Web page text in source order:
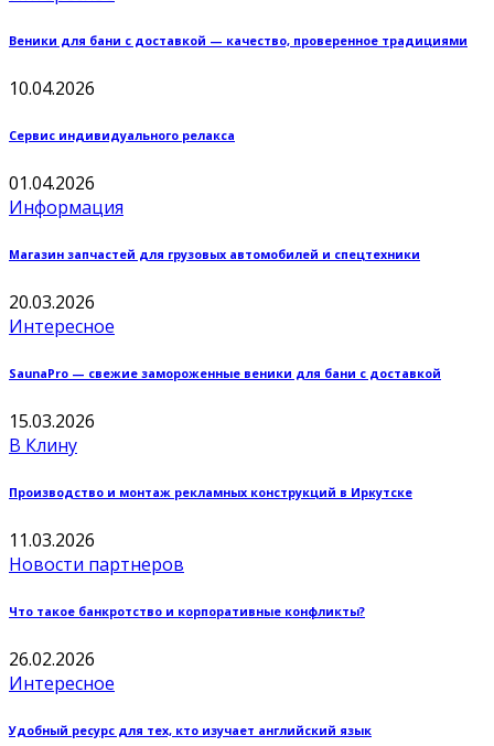
Веники для бани с доставкой — качество, проверенное традициями
10.04.2026
Сервис индивидуального релакса
01.04.2026
Информация
Магазин запчастей для грузовых автомобилей и спецтехники
20.03.2026
Интересное
SaunaPro — свежие замороженные веники для бани с доставкой
15.03.2026
В Клину
Производство и монтаж рекламных конструкций в Иркутске
11.03.2026
Новости партнеров
Что такое банкротство и корпоративные конфликты?
26.02.2026
Интересное
Удобный ресурс для тех, кто изучает английский язык